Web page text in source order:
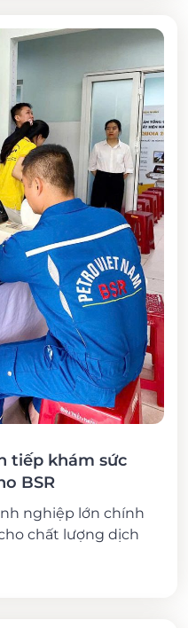
tiếp khám sức
BSR
nghiệp lớn chính
chất lượng dịch